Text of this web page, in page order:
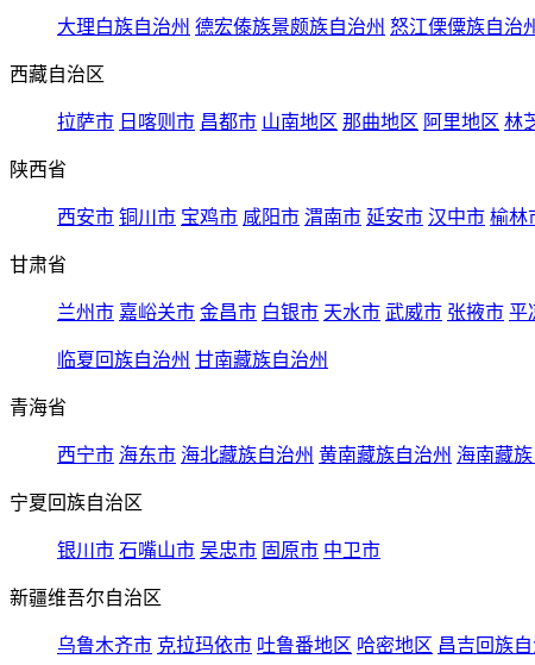
大理白族自治州 德宏傣族景颇族自治州 怒江傈僳族自治
西藏自治区
拉萨市 日喀则市 昌都市 山南地区 那曲地区 阿里地区 林
陕西省
西安市 铜川市 宝鸡市 咸阳市 渭南市 延安市 汉中市 榆林
甘肃省
兰州市 嘉峪关市 金昌市 白银市 天水市 武威市 张掖市 平
临夏回族自治州 甘南藏族自治州
青海省
西宁市 海东市 海北藏族自治州 黄南藏族自治州 海南藏
宁夏回族自治区
银川市 石嘴山市 吴忠市 固原市 中卫市
新疆维吾尔自治区
乌鲁木齐市 克拉玛依市 吐鲁番地区 哈密地区 昌吉回族自